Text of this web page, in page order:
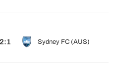
2:1 Sydney FC (AUS)